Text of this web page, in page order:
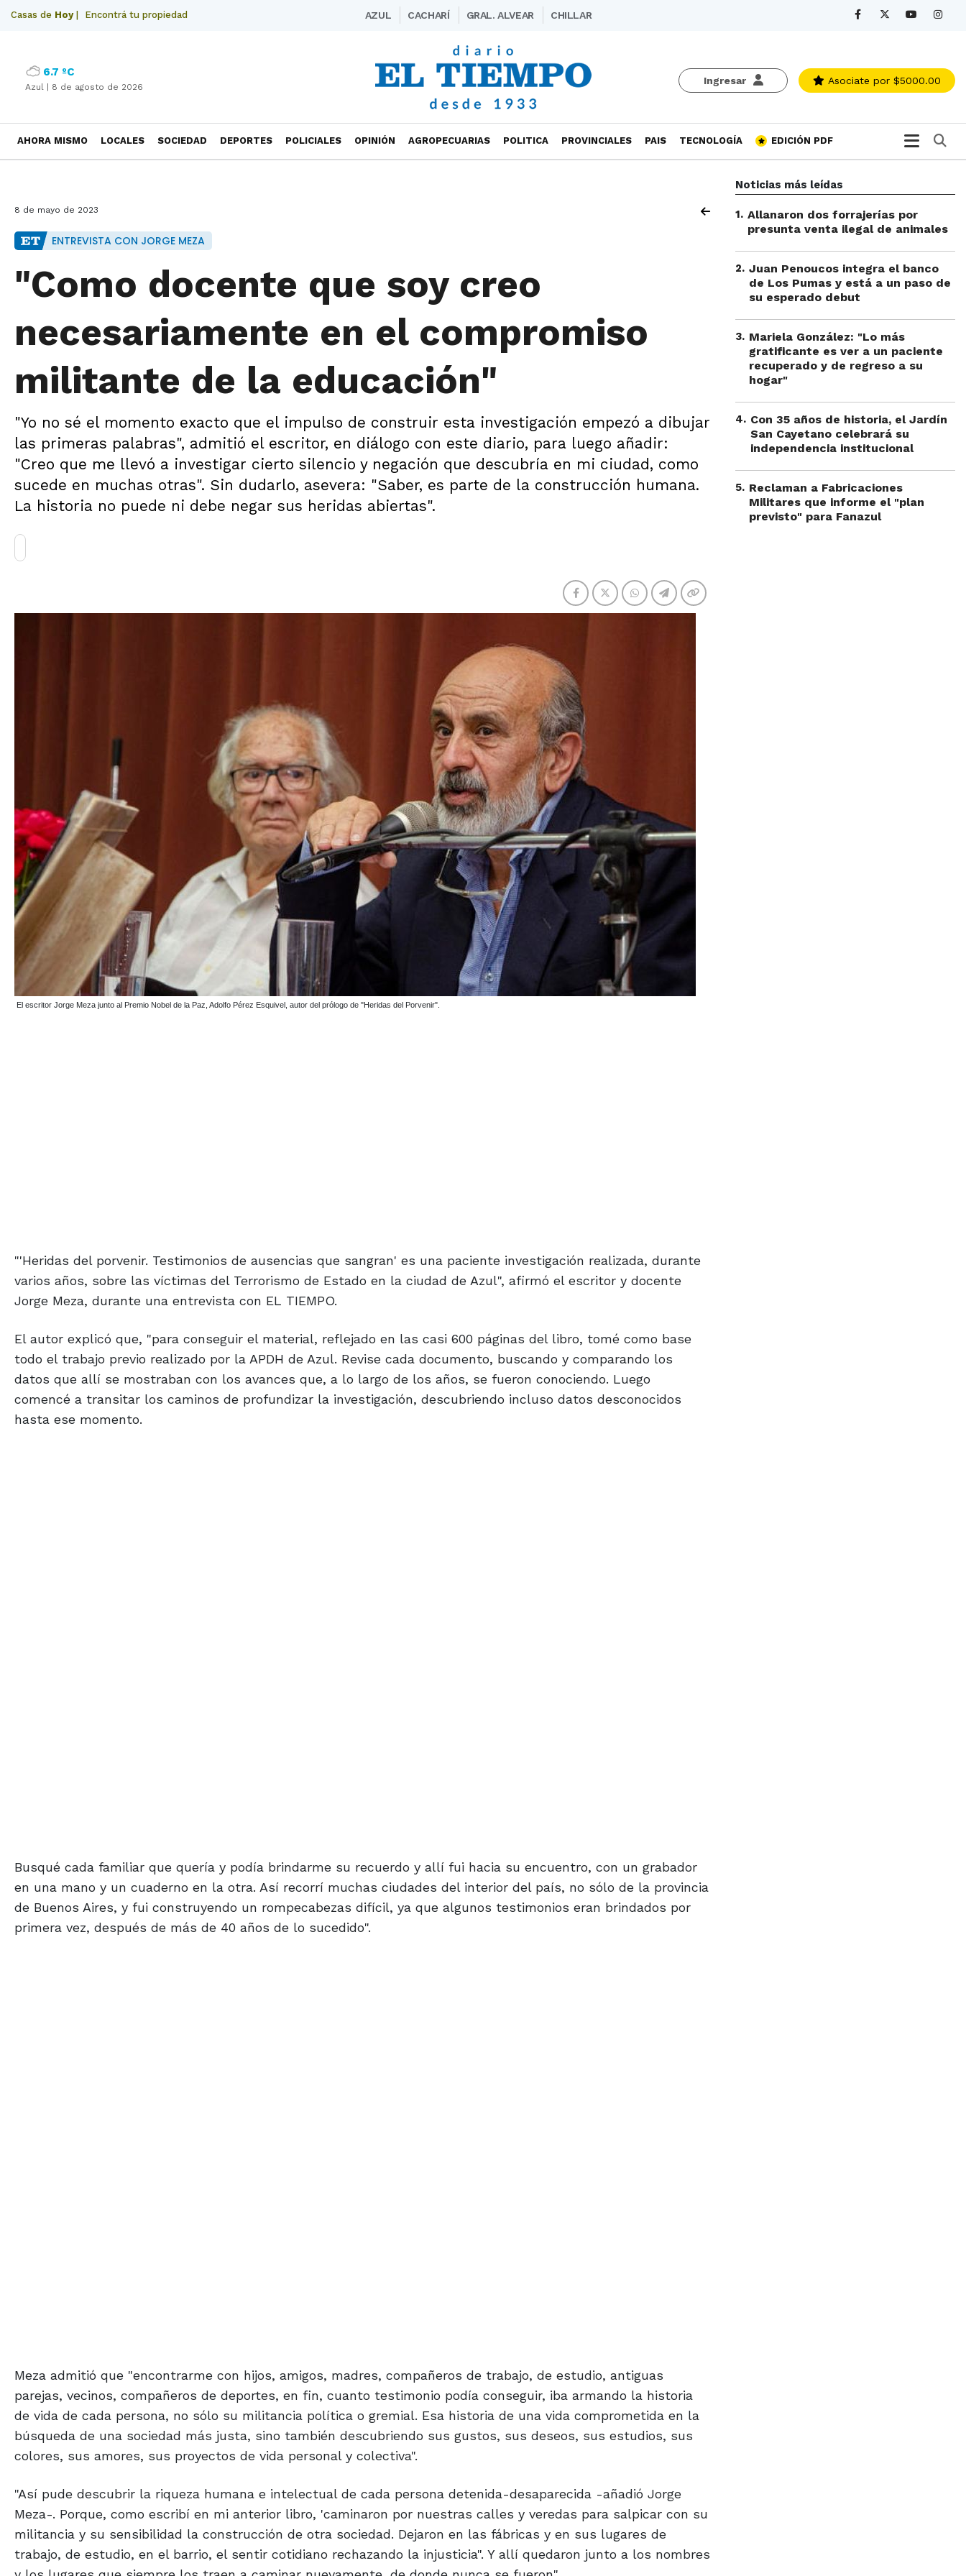
Casas de Hoy| Encontrá tu propiedad AZUL CACHARÍ GRAL. ALVEAR CHILLAR
Ingresar Asociate por $5000.00
6.7 ºC
Azul | 8 de agosto de 2026
AHORA MISMO LOCALES SOCIEDAD DEPORTES POLICIALES OPINIÓN AGROPECUARIAS POLITICA PROVINCIALES PAIS TECNOLOGÍA EDICIÓN PDF
8 de mayo de 2023
ENTREVISTA CON JORGE MEZA
"Como docente que soy creo
necesariamente en el compromiso
militante de la educación"
"Yo no sé el momento exacto que el impulso de construir esta investigación empezó a dibujar
las primeras palabras", admitió el escritor, en diálogo con este diario, para luego añadir:
"Creo que me llevó a investigar cierto silencio y negación que descubría en mi ciudad, como
sucede en muchas otras". Sin dudarlo, asevera: "Saber, es parte de la construcción humana.
La historia no puede ni debe negar sus heridas abiertas".
El escritor Jorge Meza junto al Premio Nobel de la Paz, Adolfo Pérez Esquivel, autor del prólogo de "Heridas del Porvenir".
"'Heridas del porvenir. Testimonios de ausencias que sangran' es una paciente investigación realizada, durante
varios años, sobre las víctimas del Terrorismo de Estado en la ciudad de Azul", afirmó el escritor y docente
Jorge Meza, durante una entrevista con EL TIEMPO.
El autor explicó que, "para conseguir el material, reflejado en las casi 600 páginas del libro, tomé como base
todo el trabajo previo realizado por la APDH de Azul. Revise cada documento, buscando y comparando los
datos que allí se mostraban con los avances que, a lo largo de los años, se fueron conociendo. Luego
comencé a transitar los caminos de profundizar la investigación, descubriendo incluso datos desconocidos
hasta ese momento.
Busqué cada familiar que quería y podía brindarme su recuerdo y allí fui hacia su encuentro, con un grabador
en una mano y un cuaderno en la otra. Así recorrí muchas ciudades del interior del país, no sólo de la provincia
de Buenos Aires, y fui construyendo un rompecabezas difícil, ya que algunos testimonios eran brindados por
primera vez, después de más de 40 años de lo sucedido".
Meza admitió que "encontrarme con hijos, amigos, madres, compañeros de trabajo, de estudio, antiguas
parejas, vecinos, compañeros de deportes, en fin, cuanto testimonio podía conseguir, iba armando la historia
de vida de cada persona, no sólo su militancia política o gremial. Esa historia de una vida comprometida en la
búsqueda de una sociedad más justa, sino también descubriendo sus gustos, sus deseos, sus estudios, sus
colores, sus amores, sus proyectos de vida personal y colectiva".
"Así pude descubrir la riqueza humana e intelectual de cada persona detenida-desaparecida -añadió Jorge
Meza-. Porque, como escribí en mi anterior libro, 'caminaron por nuestras calles y veredas para salpicar con su
militancia y su sensibilidad la construcción de otra sociedad. Dejaron en las fábricas y en sus lugares de
trabajo, de estudio, en el barrio, el sentir cotidiano rechazando la injusticia". Y allí quedaron junto a los nombres
Noticias más leídas
1. Allanaron dos forrajerías por
presunta venta ilegal de animales
2. Juan Penoucos integra el banco
de Los Pumas y está a un paso de
su esperado debut
3. Mariela González: "Lo más
gratificante es ver a un paciente
recuperado y de regreso a su
hogar"
4. Con 35 años de historia, el Jardín
San Cayetano celebrará su
independencia institucional
5. Reclaman a Fabricaciones
Militares que informe el "plan
previsto" para Fanazul